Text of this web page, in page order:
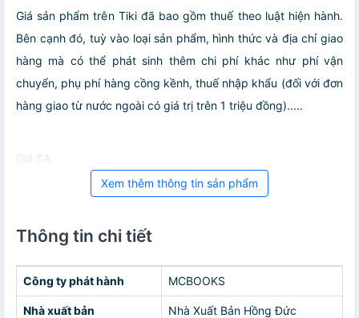
Giá sản phẩm trên Tiki đã bao gồm thuế theo luật hiện hành.
Bên cạnh đó, tuỳ vào loại sản phẩm, hình thức và địa chỉ giao
hàng mà có thể phát sinh thêm chi phí khác như phí vận
chuyển, phụ phí hàng cồng kềnh, thuế nhập khẩu (đối với đơn
hàng giao từ nước ngoài có giá trị trên 1 triệu đồng).....
Giá SA
Xem thêm thông tin sản phẩm
Thông tin chi tiết
Công ty phát hành MCBOOKS
Nhà xuất bản Nhà Xuất Bản Hồng Đức